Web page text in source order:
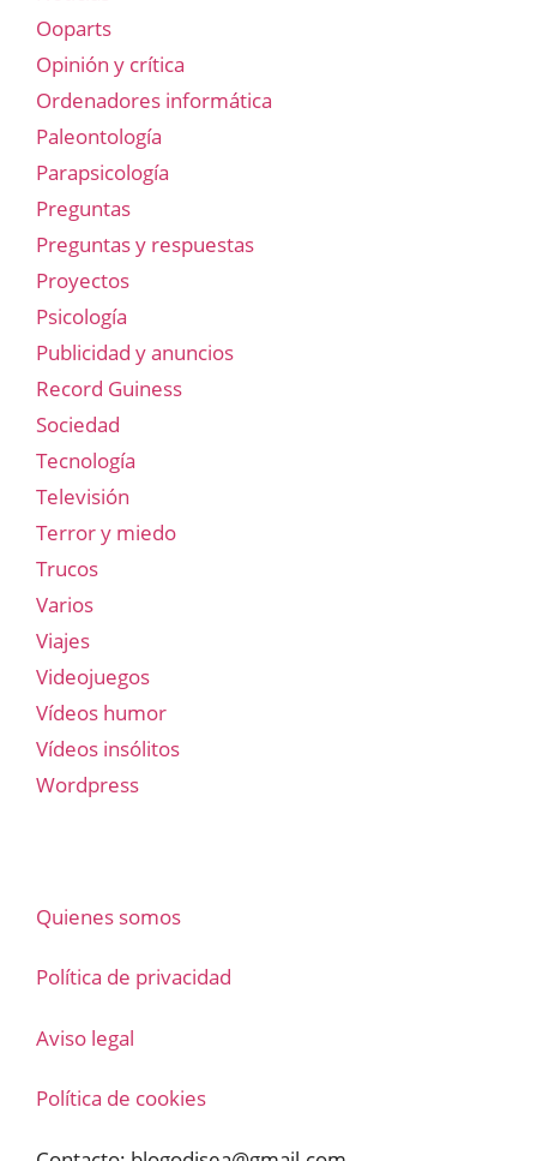
Ooparts
Opinión y crítica
Ordenadores informática
Paleontología
Parapsicología
Preguntas
Preguntas y respuestas
Proyectos
Psicología
Publicidad y anuncios
Record Guiness
Sociedad
Tecnología
Televisión
Terror y miedo
Trucos
Varios
Viajes
Videojuegos
Vídeos humor
Vídeos insólitos
Wordpress
Quienes somos
Política de privacidad
Aviso legal
Política de cookies